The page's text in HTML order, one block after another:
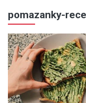
pomazanky-